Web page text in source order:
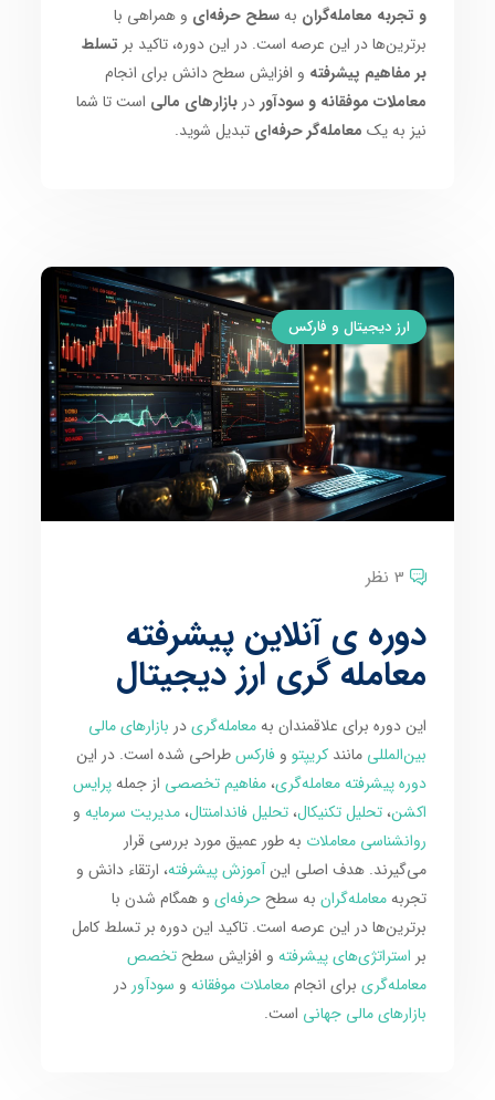
و تجربه معامله‌گران بهسطح حرفه‌ای و همراهی با
برترین‌ها در این عرصه است. در این دوره، تاکید بر تسلط
بر مفاهیم پیشرفته و افزایش سطح دانش برای انجام
معاملات موفقانه و سودآور دربازارهای مالی است تا شما
نیز به یک معامله‌گر حرفه‌ای تبدیل شوید.
ارز دیجیتال و فارکس
3 نظر
دوره ی آنلاین پیشرفته
معامله گری ارز دیجیتال
این دوره برای علاقمندان بهمعامله‌گریدر بازارهای مالی
بین‌المللی مانندکریپتو وفارکسطراحی شده است. در این
دوره پیشرفته معامله‌گری،مفاهیم تخصصی از جملهپرایس
اکشن،تحلیل تکنیکال،تحلیل فاندامنتال،مدیریت سرمایه و
روانشناسی معاملات به طور عمیق مورد بررسی قرار
می‌گیرند. هدف اصلی اینآموزش پیشرفته، ارتقاء دانش و
تجربهمعامله‌گران به سطححرفه‌ای و همگام شدن با
برترین‌ها در این عرصه است. تاکید این دوره بر تسلط کامل
بر استراتژی‌های پیشرفته و افزایش سطحتخصص
معامله‌گری برای انجاممعاملات موفقانه و سودآور در
بازارهای مالی جهانی است.